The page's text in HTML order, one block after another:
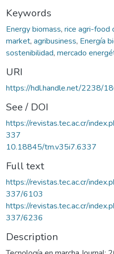
Keywords
Energy biomass, rice agri-food
market, agribusiness, Energía
sostenibilidad, mercado
URI
https://hdl.handle.net/2238/
See / DOI
https://revistas.tec.ac.cr/
337
10.18845/tm.v35i7.6337
Full text
https://revistas.tec.ac.cr/
337/6103
https://revistas.tec.ac.cr/
337/6236
Description